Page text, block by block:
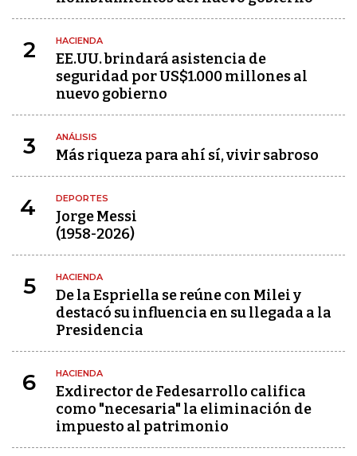
2 HACIENDA
EE.UU. brindará asistencia de
seguridad por US$1.000 millones al
nuevo gobierno
3 ANÁLISIS
Más riqueza para ahí sí, vivir sabroso
4 DEPORTES
Jorge Messi
(1958-2026)
5 HACIENDA
De la Espriella se reúne con Milei y
destacó su influencia en su llegada a la
Presidencia
6 HACIENDA
Exdirector de Fedesarrollo califica
como "necesaria" la eliminación de
impuesto al patrimonio